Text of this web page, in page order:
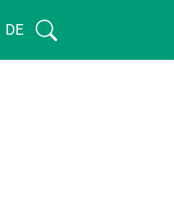
DE